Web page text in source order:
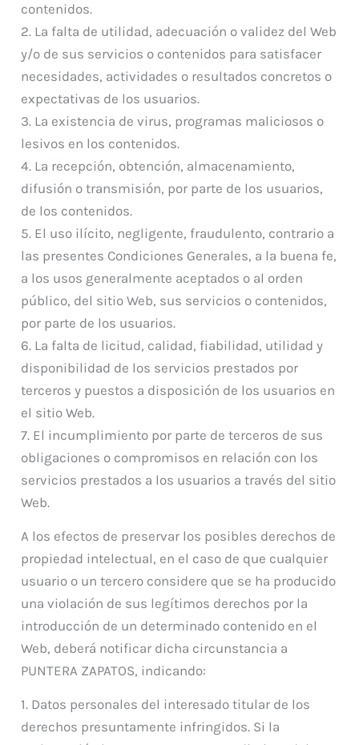
contenidos.
2. La falta de utilidad, adecuación o validez del Web
y/o de sus servicios o contenidos para satisfacer
necesidades, actividades o resultados concretos o
expectativas de los usuarios.
3. La existencia de virus, programas maliciosos o
lesivos en los contenidos.
4. La recepción, obtención, almacenamiento,
difusión o transmisión, por parte de los usuarios,
de los contenidos.
5. El uso ilícito, negligente, fraudulento, contrario a
las presentes Condiciones Generales, a la buena fe,
a los usos generalmente aceptados o al orden
público, del sitio Web, sus servicios o contenidos,
por parte de los usuarios.
6. La falta de licitud, calidad, fiabilidad, utilidad y
disponibilidad de los servicios prestados por
terceros y puestos a disposición de los usuarios en
el sitio Web.
7. El incumplimiento por parte de terceros de sus
obligaciones o compromisos en relación con los
servicios prestados a los usuarios a través del sitio
Web.
A los efectos de preservar los posibles derechos de
propiedad intelectual, en el caso de que cualquier
usuario o un tercero considere que se ha producido
una violación de sus legítimos derechos por la
introducción de un determinado contenido en el
Web, deberá notificar dicha circunstancia a
PUNTERA ZAPATOS, indicando:
1. Datos personales del interesado titular de los
derechos presuntamente infringidos. Si la